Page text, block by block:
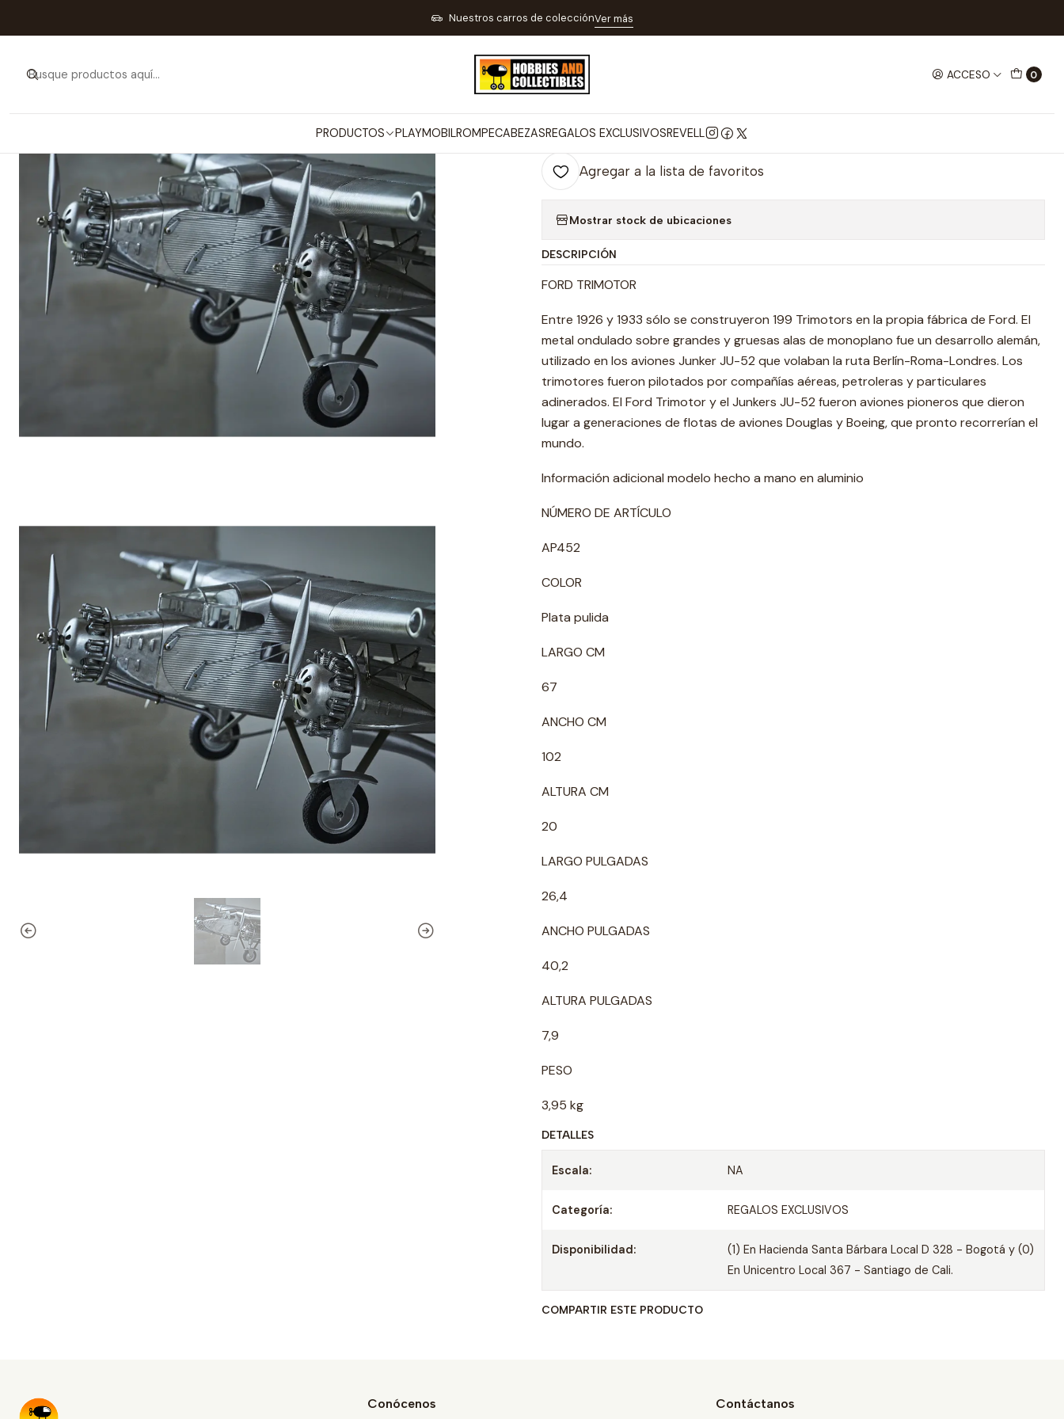
ACCESO 0
PRODUCTOS PLAYMOBILROMPECABEZASREGALOS EXCLUSIVOSREVELL
Nuestros carros de colecciónVer más
VEHÍCULOS DE COLECCIÓN AVIONES Y HELICÓPTEROS A ESCALA
|
Ford Trimotor aprox 1/32
Cantidad
Comprar ahora
Agregar a la lista de favoritos
Mostrar stock de ubicaciones
DESCRIPCIÓN
FORD TRIMOTOR
Entre 1926 y 1933 sólo se construyeron 199 Trimotors en la propia fábrica de Ford. El
metal ondulado sobre grandes y gruesas alas de monoplano fue un desarrollo alemán,
utilizado en los aviones Junker JU-52 que volaban la ruta Berlín-Roma-Londres. Los
trimotores fueron pilotados por compañías aéreas, petroleras y particulares
adinerados. El Ford Trimotor y el Junkers JU-52 fueron aviones pioneros que dieron
lugar a generaciones de flotas de aviones Douglas y Boeing, que pronto recorrerían el
mundo.
Información adicional modelo hecho a mano en aluminio
NÚMERO DE ARTÍCULO
AP452
COLOR
Plata pulida
LARGO CM
67
ANCHO CM
102
ALTURA CM
20
LARGO PULGADAS
26,4
ANCHO PULGADAS
40,2
ALTURA PULGADAS
7,9
PESO
3,95 kg
DETALLES
Escala: NA
Categoría: REGALOS EXCLUSIVOS
Disponibilidad:
(1) En Hacienda Santa Bárbara Local D 328 - Bogotá y (0)
En Unicentro Local 367 - Santiago de Cali.
COMPARTIR ESTE PRODUCTO
Conócenos Contáctanos